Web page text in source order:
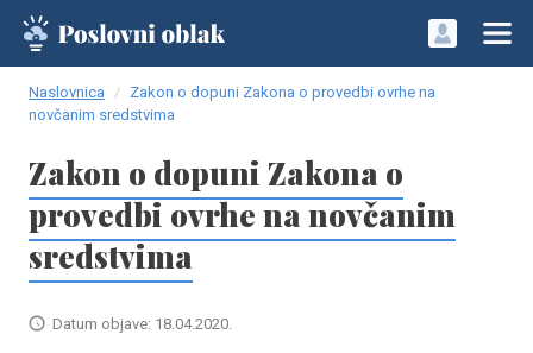
Naslovnica
Zakon o dopuni Zakona o provedbi ovrhe na
novčanim sredstvima
Zakon o dopuni Zakona o
provedbi ovrhe na novčanim
sredstvima
Datum objave: 18.04.2020.